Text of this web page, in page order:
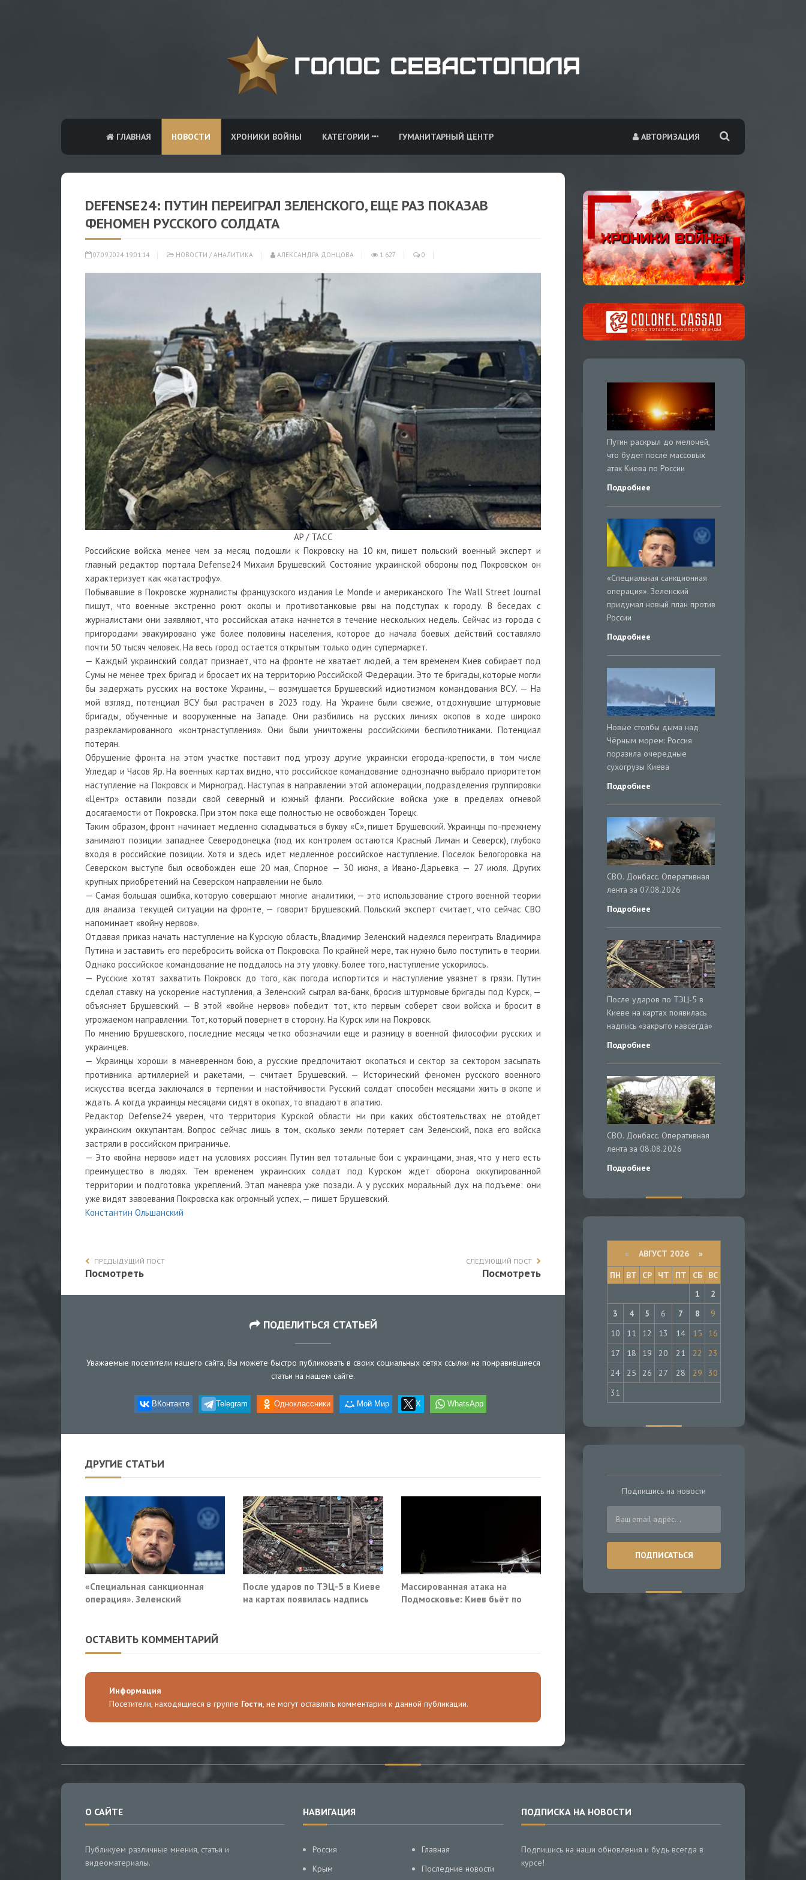
АВТОРИЗАЦИЯ
ГЛАВНАЯ НОВОСТИ ХРОНИКИ ВОЙНЫ КАТЕГОРИИ ГУМАНИТАРНЫЙ ЦЕНТР
DEFENSE24: ПУТИН ПЕРЕИГРАЛ ЗЕЛЕНСКОГО, ЕЩЕ РАЗ ПОКАЗАВ
ФЕНОМЕН РУССКОГО СОЛДАТА
07.09.2024 19:01:14 НОВОСТИ / АНАЛИТИКА АЛЕКСАНДРА ДОНЦОВА 1 627 0
AP / TAСС
Российские войска менее чем за месяц подошли к Покровску на 10 км, пишет польский военный эксперт и
главный редактор портала Defense24 Михаил Брушевский. Состояние украинской обороны под Покровском он
характеризует как «катастрофу».
Побывавшие в Покровске журналисты французского издания Le Monde и американского The Wall Street Journal
пишут, что военные экстренно роют окопы и противотанковые рвы на подступах к городу. В беседах с
журналистами они заявляют, что российская атака начнется в течение нескольких недель. Сейчас из города с
пригородами эвакуировано уже более половины населения, которое до начала боевых действий составляло
почти 50 тысяч человек. На весь город остается открытым только один супермаркет.
— Каждый украинский солдат признает, что на фронте не хватает людей, а тем временем Киев собирает под
Сумы не менее трех бригад и бросает их на территорию Российской Федерации. Это те бригады, которые могли
бы задержать русских на востоке Украины, — возмущается Брушевский идиотизмом командования ВСУ. — На
мой взгляд, потенциал ВСУ был растрачен в 2023 году. На Украине были свежие, отдохнувшие штурмовые
бригады, обученные и вооруженные на Западе. Они разбились на русских линиях окопов в ходе широко
разрекламированного «контрнаступления». Они были уничтожены российскими беспилотниками. Потенциал
потерян.
Обрушение фронта на этом участке поставит под угрозу другие украински егорода-крепости, в том числе
Угледар и Часов Яр. На военных картах видно, что российское командование однозначно выбрало приоритетом
наступление на Покровск и Мирноград. Наступая в направлении этой агломерации, подразделения группировки
«Центр» оставили позади свой северный и южный фланги. Российские войска уже в пределах огневой
досягаемости от Покровска. При этом пока еще полностью не освобожден Торецк.
Таким образом, фронт начинает медленно складываться в букву «С», пишет Брушевский. Украинцы по-прежнему
занимают позиции западнее Северодонецка (под их контролем остаются Красный Лиман и Северск), глубоко
входя в российские позиции. Хотя и здесь идет медленное российское наступление. Поселок Белогоровка на
Северском выступе был освобожден еще 20 мая, Спорное — 30 июня, а Ивано-Дарьевка — 27 июля. Других
крупных приобретений на Северском направлении не было.
— Самая большая ошибка, которую совершают многие аналитики, — это использование строго военной теории
для анализа текущей ситуации на фронте, — говорит Брушевский. Польский эксперт считает, что сейчас СВО
напоминает «войну нервов».
Отдавая приказ начать наступление на Курскую область, Владимир Зеленский надеялся переиграть Владимира
Путина и заставить его перебросить войска от Покровска. По крайней мере, так нужно было поступить в теории.
Однако российское командование не поддалось на эту уловку. Более того, наступление ускорилось.
— Русские хотят захватить Покровск до того, как погода испортится и наступление увязнет в грязи. Путин
сделал ставку на ускорение наступления, а Зеленский сыграл ва-банк, бросив штурмовые бригады под Курск, —
объясняет Брушевский. — В этой «войне нервов» победит тот, кто первым соберет свои войска и бросит в
угрожаемом направлении. Тот, который повернет в сторону. На Курск или на Покровск.
По мнению Брушевского, последние месяцы четко обозначили еще и разницу в военной философии русских и
украинцев.
— Украинцы хороши в маневренном бою, а русские предпочитают окопаться и сектор за сектором засыпать
противника артиллерией и ракетами, — считает Брушевский. — Исторический феномен русского военного
искусства всегда заключался в терпении и настойчивости. Русский солдат способен месяцами жить в окопе и
ждать. А когда украинцы месяцами сидят в окопах, то впадают в апатию.
Редактор Defense24 уверен, что территория Курской области ни при каких обстоятельствах не отойдет
украинским оккупантам. Вопрос сейчас лишь в том, сколько земли потеряет сам Зеленский, пока его войска
застряли в российском приграничье.
— Это «война нервов» идет на условиях россиян. Путин вел тотальные бои с украинцами, зная, что у него есть
преимущество в людях. Тем временем украинских солдат под Курском ждет оборона оккупированной
территории и подготовка укреплений. Этап маневра уже позади. А у русских моральный дух на подъеме: они
уже видят завоевания Покровска как огромный успех, — пишет Брушевский.
Константин Ольшанский
ПРЕДЫДУЩИЙ ПОСТ
Посмотреть
СЛЕДУЮЩИЙ ПОСТ
Посмотреть
ПОДЕЛИТЬСЯ СТАТЬЕЙ
Уважаемые посетители нашего сайта, Вы можете быстро публиковать в своих социальных сетях ссылки на понравившиеся
статьи на нашем сайте.
ВКонтакте Telegram Одноклассники Мой Мир X WhatsApp
ДРУГИЕ СТАТЬИ
«Специальная санкционная
операция». Зеленский
После ударов по ТЭЦ-5 в Киеве
на картах появилась надпись
Массированная атака на
Подмосковье: Киев бьёт по
ОСТАВИТЬ КОММЕНТАРИЙ
Информация
Посетители, находящиеся в группе Гости, не могут оставлять комментарии к данной публикации.
Путин раскрыл до мелочей,
что будет после массовых
атак Киева по России
Подробнее
«Специальная санкционная
операция». Зеленский
придумал новый план против
России
Подробнее
Новые столбы дыма над
Чёрным морем: Россия
поразила очередные
сухогрузы Киева
Подробнее
СВО. Донбасс. Оперативная
лента за 07.08.2026
Подробнее
После ударов по ТЭЦ-5 в
Киеве на картах появилась
надпись «закрыто навсегда»
Подробнее
СВО. Донбасс. Оперативная
лента за 08.08.2026
Подробнее
« АВГУСТ 2026 »
ПН
ВТ СР ЧТ ПТ СБ
ВС
1
2
3
4 5 6 7 8
9
10
11 12 13 14 15
16
17
18 19 20 21 22
23
24
25 26 27 28 29
30
31
Подпишись на новости
О САЙТЕ
Публикуем различные мнения, статьи и
видеоматериалы.
НАВИГАЦИЯ
Россия
Крым
Главная
Последние новости
ПОДПИСКА НА НОВОСТИ
Подпишись на наши обновления и будь всегда в
курсе!